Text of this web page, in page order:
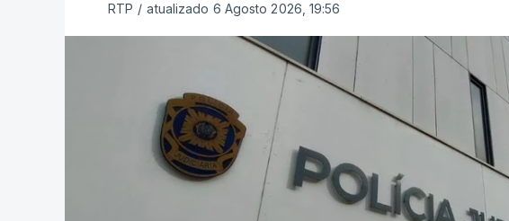
RTP / atualizado 6 Agosto 2026, 19:56